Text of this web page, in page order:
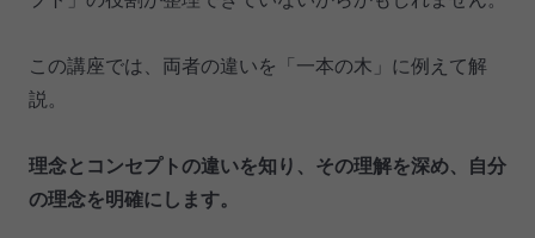
この講座では、両者の違いを「一本の木」に例えて解
説。
理念とコンセプトの違いを知り、その理解を深め、自分
の理念を明確にします。